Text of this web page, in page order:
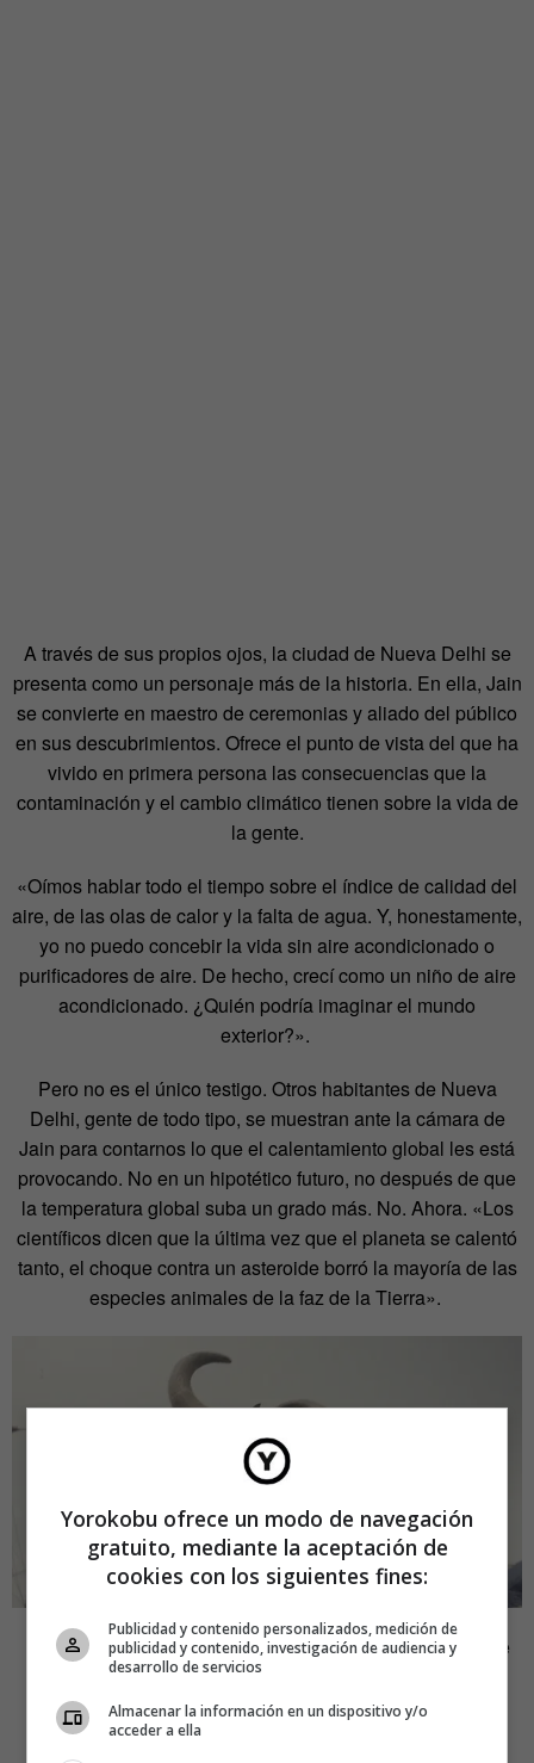
A través de sus propios ojos, la ciudad de Nueva Delhi se
presenta como un personaje más de la historia. En ella, Jain
se convierte en maestro de ceremonias y aliado del público
en sus descubrimientos. Ofrece el punto de vista del que ha
vivido en primera persona las consecuencias que la
contaminación y el cambio climático tienen sobre la vida de
la gente.
«Oímos hablar todo el tiempo sobre el índice de calidad del
aire, de las olas de calor y la falta de agua. Y, honestamente,
yo no puedo concebir la vida sin aire acondicionado o
purificadores de aire. De hecho, crecí como un niño de aire
acondicionado. ¿Quién podría imaginar el mundo
exterior?».
Pero no es el único testigo. Otros habitantes de Nueva
Delhi, gente de todo tipo, se muestran ante la cámara de
Jain para contarnos lo que el calentamiento global les está
provocando. No en un hipotético futuro, no después de que
la temperatura global suba un grado más. No. Ahora. «Los
científicos dicen que la última vez que el planeta se calentó
tanto, el choque contra un asteroide borró la mayoría de las
especies animales de la faz de la Tierra».
La propuesta de Jain es totalmente hipnótica. Más allá de
que el tema le pueda parecer a uno más o menos
importante, la realidad es que Rahul Jain es un absoluto
virtuoso de la cámara.
Yorokobu ofrece un modo de navegación
gratuito, mediante la aceptación de
cookies con los siguientes fines:
Publicidad y contenido personalizados, medición de
publicidad y contenido, investigación de audiencia y
desarrollo de servicios
Almacenar la información en un dispositivo y/o
acceder a ella